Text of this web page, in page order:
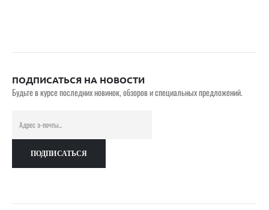
ПОДПИСАТЬСЯ НА НОВОСТИ
Будьте в курсе последних новинок, обзоров и специальных предложений.